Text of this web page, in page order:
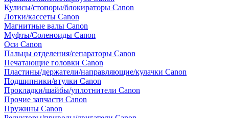
Кулисы/стопоры/блокираторы Canon
Лотки/кассеты Canon
Магнитные валы Canon
Муфты/Соленоиды Canon
Оси Canon
Пальцы отделения/сепараторы Canon
Печатающие головки Canon
Пластины/держатели/направляющие/кулачки Canon
Подшипники/втулки Canon
Прокладки/шайбы/уплотнители Canon
Прочие запчасти Canon
Пружины Canon